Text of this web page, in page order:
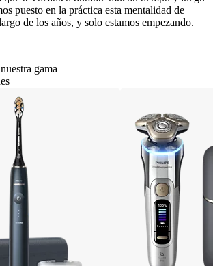
puesto en la práctica esta mentalidad de
de los años, y solo estamos empezando.
gama